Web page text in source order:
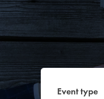
Event type